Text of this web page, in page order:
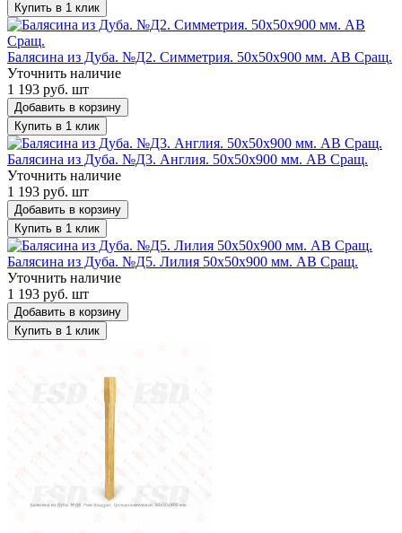
Купить в 1 клик
Балясина из Дуба. №Д2. Симметрия. 50х50х900 мм. АВ Сращ.
Уточнить наличие
1 193 руб. шт
Добавить в корзину
Купить в 1 клик
Балясина из Дуба. №Д3. Англия. 50х50х900 мм. АВ Сращ.
Уточнить наличие
1 193 руб. шт
Добавить в корзину
Купить в 1 клик
Балясина из Дуба. №Д5. Лилия 50х50х900 мм. АВ Сращ.
Уточнить наличие
1 193 руб. шт
Добавить в корзину
Купить в 1 клик